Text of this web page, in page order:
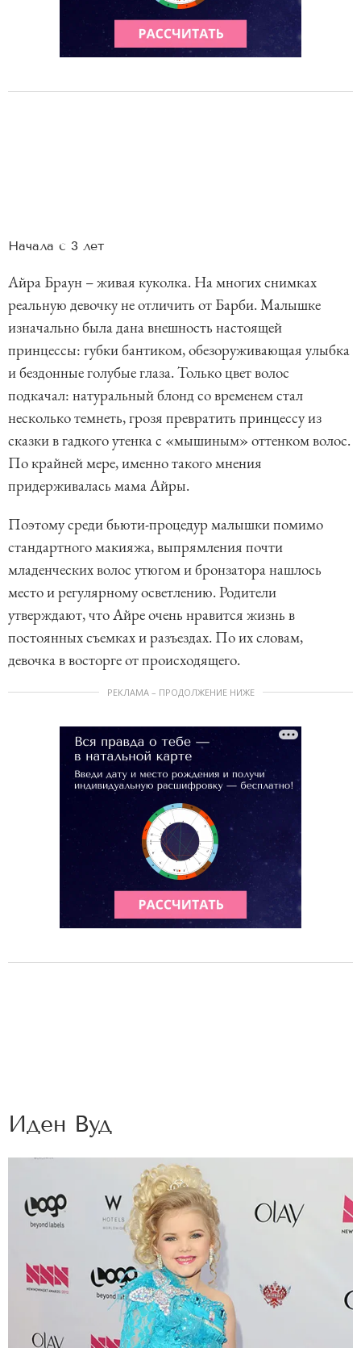
Начала с 3 лет
Айра Браун – живая куколка. На многих снимках
реальную девочку не отличить от Барби. Малышке
изначально была дана внешность настоящей
принцессы: губки бантиком, обезоруживающая улыбка
и бездонные голубые глаза. Только цвет волос
подкачал: натуральный блонд со временем стал
несколько темнеть, грозя превратить принцессу из
сказки в гадкого утенка с «мышиным» оттенком волос.
По крайней мере, именно такого мнения
придерживалась мама Айры.
Поэтому среди бьюти-процедур малышки помимо
стандартного макияжа, выпрямления почти
младенческих волос утюгом и бронзатора нашлось
место и регулярному осветлению. Родители
утверждают, что Айре очень нравится жизнь в
постоянных съемках и разъездах. По их словам,
девочка в восторге от происходящего.
РЕКЛАМА – ПРОДОЛЖЕНИЕ НИЖЕ
Иден Вуд